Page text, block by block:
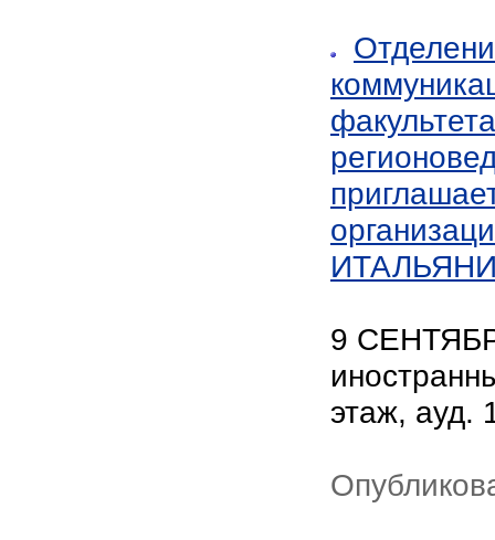
9
этаж, ауд.